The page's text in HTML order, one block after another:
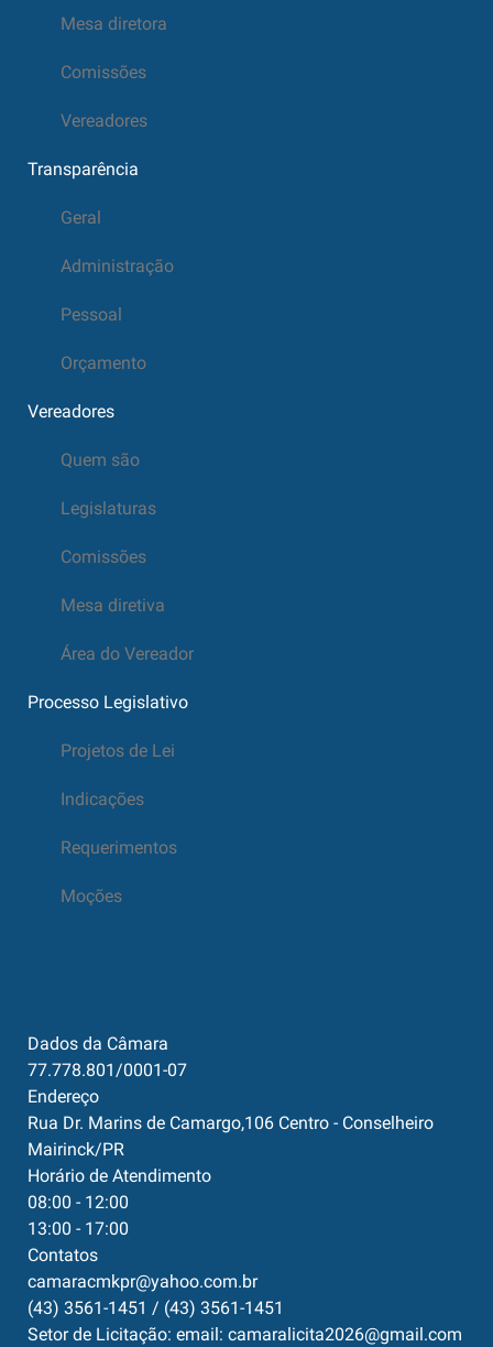
Mesa diretora
Comissões
Vereadores
Transparência
Geral
Administração
Pessoal
Orçamento
Vereadores
Quem são
Legislaturas
Comissões
Mesa diretiva
Área do Vereador
Processo Legislativo
Projetos de Lei
Indicações
Requerimentos
Moções
Dados da Câmara
77.778.801/0001-07
Endereço
Rua Dr. Marins de Camargo,106 Centro - Conselheiro
Mairinck/PR
Horário de Atendimento
08:00 - 12:00
13:00 - 17:00
Contatos
camaracmkpr@yahoo.com.br
(43) 3561-1451 / (43) 3561-1451
Setor de Licitação: email: camaralicita2026@gmail.com